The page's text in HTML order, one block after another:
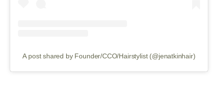
A post shared by Founder/CCO/Hairstylist (@jenatkinhair)